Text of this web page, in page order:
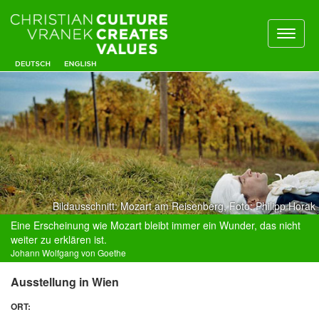
Bildausschnitt: Mozart am Reisenberg, Foto: Philipp Horak
Eine Erscheinung wie Mozart bleibt immer ein Wunder, das nicht
weiter zu erklären ist.
Johann Wolfgang von Goethe
Ausstellung in Wien
ORT: